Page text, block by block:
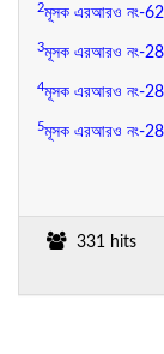
2মূসক এরআরও নং-
3মূসক এরআরও নং-
4মূসক এরআরও নং-
5মূসক এরআরও নং-
331 hits